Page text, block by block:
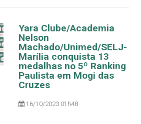
Yara Clube/Academia
Nelson
Machado/Unimed/SELJ-
Marília conquista 13
medalhas no 5º Ranking
Paulista em Mogi das
Cruzes
16/10/2023 01h48